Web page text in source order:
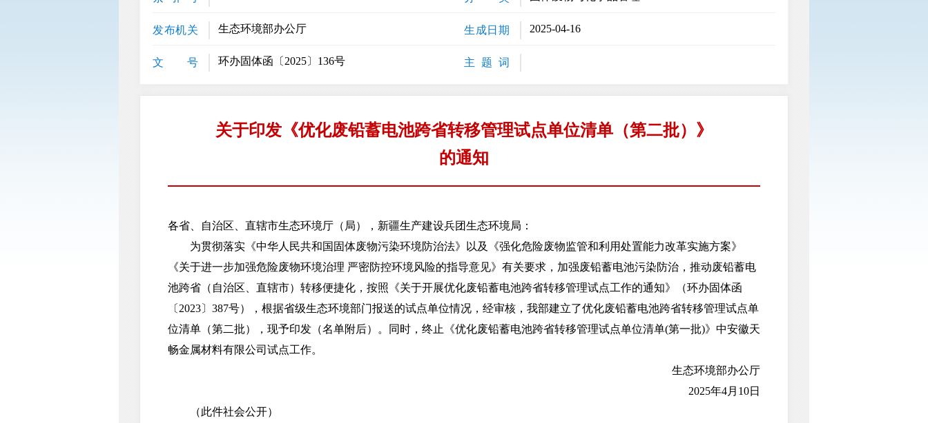
发布机关 生态环境部办公厅 生成日期 2025-04-16
文 号 环办固体函〔2025〕136号 主 题 词
关于印发《优化废铅蓄电池跨省转移管理试点单位清单（第二批）》
的通知
各省、自治区、直辖市生态环境厅（局），新疆生产建设兵团生态环境局：
为贯彻落实《中华人民共和国固体废物污染环境防治法》以及《强化危险废物监管和利用处置能力改革实施方案》
《关于进一步加强危险废物环境治理 严密防控环境风险的指导意见》有关要求，加强废铅蓄电池污染防治，推动废铅蓄电
池跨省（自治区、直辖市）转移便捷化，按照《关于开展优化废铅蓄电池跨省转移管理试点工作的通知》（环办固体函
〔2023〕387号），根据省级生态环境部门报送的试点单位情况，经审核，我部建立了优化废铅蓄电池跨省转移管理试点单
位清单（第二批），现予印发（名单附后）。同时，终止《优化废铅蓄电池跨省转移管理试点单位清单(第一批)》中安徽天
畅金属材料有限公司试点工作。
生态环境部办公厅
2025年4月10日
（此件社会公开）